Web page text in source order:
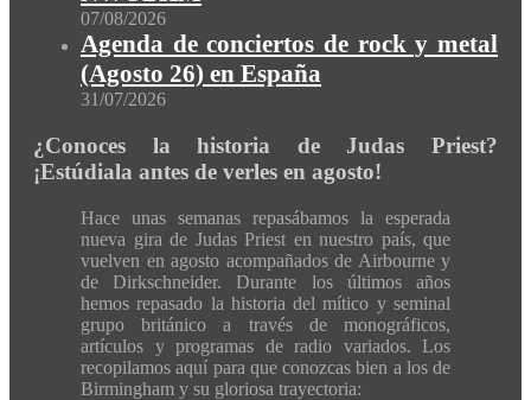
07/08/2026
Agenda de conciertos de rock y metal
(Agosto 26) en España
31/07/2026
¿Conoces la historia de Judas Priest?
¡Estúdiala antes de verles en agosto!
Hace unas semanas repasábamos la esperada
nueva gira de Judas Priest en nuestro país, que
vuelven en agosto acompañados de Airbourne y
de Dirkschneider. Durante los últimos años
hemos repasado la historia del mítico y seminal
grupo británico a través de monográficos,
artículos y programas de radio variados. Los
recopilamos aquí para que conozcas bien a los de
Birmingham y su gloriosa trayectoria: